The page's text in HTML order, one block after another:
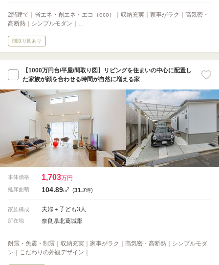
2階建て｜省エネ・創エネ・エコ（eco）｜収納充実｜家事がラク｜高気密・
高断熱｜シンプルモダン｜…
間取り図あり
【1000万円台/平屋/間取り図】リビングを住まいの中心に配置し
た家族が顔を合わせる時間が自然に増える家
本体価格 1,703万円
延床面積 104.89m2 (31.7坪)
家族構成 夫婦＋子ども3人
所在地 奈良県北葛城郡
耐震・免震・制震｜収納充実｜家事がラク｜高気密・高断熱｜シンプルモダ
ン｜こだわりの外観デザイン｜…